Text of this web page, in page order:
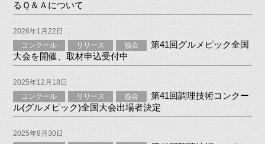
るＱ＆Ａについて
2026年1月22日
コンクール
リリース 協会
第41回グルメピック全国
大会を開催、取材申込受付中
2025年12月18日
コンクール
リリース 協会
第41回調理技術コンクー
ル(グルメピック)全国大会出場者決定
2025年9月30日